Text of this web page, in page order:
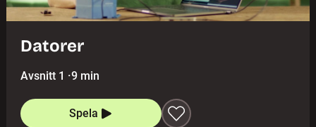
Datorer
Avsnitt 1 ·9 min
Spela